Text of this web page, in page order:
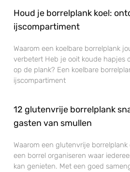
Houd je borrelplank koel:
ijscompartiment
Waarom een koelbare borrelplank
verbetert Heb je ooit koude hapjes
op de plank? Een koelbare
ijscompartiment
12 glutenvrije borrelplank
gasten van smullen
Waarom een glutenvrije
een borrel organiseren waar
kan genieten. Met een goed